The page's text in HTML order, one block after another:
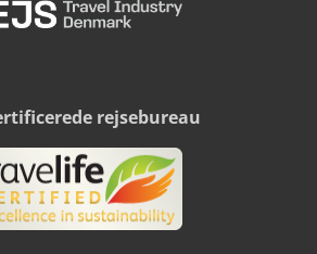
rejsebureau